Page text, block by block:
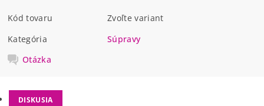
Kód tovaru
Zvoľte variant
Kategória
Súpravy
Otázka
DISKUSIA